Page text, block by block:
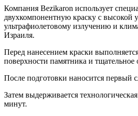
Компания Bezikaron использует
двухкомпонентную краску с высокой
ультрафиолетовому излучению и
Израиля.
Перед нанесением краски
поверхности памятника и тщательное
После подготовки наносится первый
Затем выдерживается
минут.